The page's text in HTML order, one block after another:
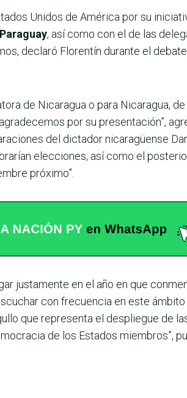
Unidos de América por su
, así como con el de las
declaró Florentín durante el
de Nicaragua o para Nicaragua,
por su presentación”,
del dictador nicaragüense
elecciones, así como el
próximo”.
justamente en el año en que
con frecuencia en este
que representa el despliegue de
de los Estados miembros”,